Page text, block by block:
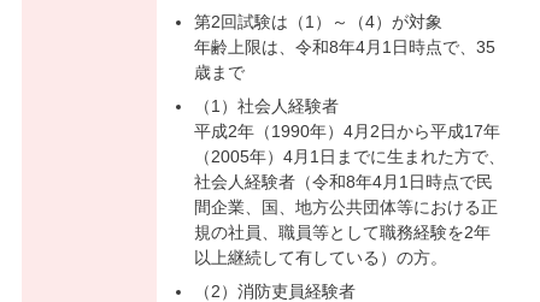
第2回試験は（1）～（4）が対象
年齢上限は、令和8年4月1日時点で、35
歳まで
（1）社会人経験者
平成2年（1990年）4月2日から平成17年
（2005年）4月1日までに生まれた方で、
社会人経験者（令和8年4月1日時点で民
間企業、国、地方公共団体等における正
規の社員、職員等として職務経験を2年
以上継続して有している）の方。
（2）消防吏員経験者